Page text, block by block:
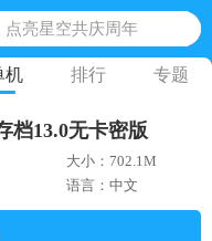
点亮星空共庆周年
正版 黎明觉醒生机国际服
对体验服
版奥特曼游戏
服 地铁跑酷体验服版本
机 排行 专题
档13.0无卡密版
大小：702.1M
语言：中文